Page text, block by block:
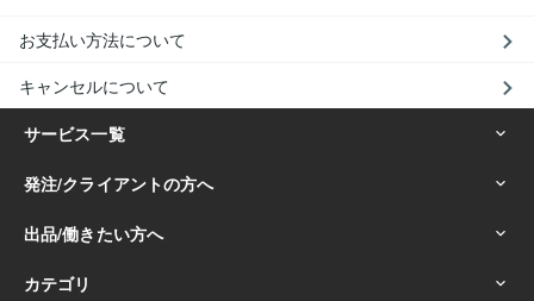
お支払い方法について
キャンセルについて